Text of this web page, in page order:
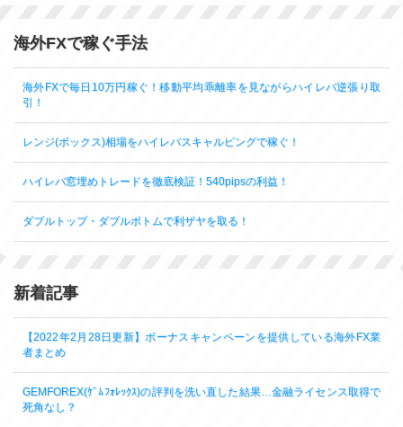
海外FXで稼ぐ手法
海外FXで毎日10万円稼ぐ！移動平均乖離率を見ながらハイレバ逆張り取
引！
レンジ(ボックス)相場をハイレバスキャルピングで稼ぐ！
ハイレバ窓埋めトレードを徹底検証！540pipsの利益！
ダブルトップ・ダブルボトムで利ザヤを取る！
新着記事
【2022年2月28日更新】ボーナスキャンペーンを提供している海外FX業
者まとめ
GEMFOREX(ｹﾞﾑﾌｫﾚｯｸｽ)の評判を洗い直した結果…金融ライセンス取得で
死角なし？